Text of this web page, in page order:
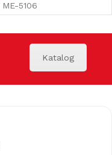
ME-5106
Katalog